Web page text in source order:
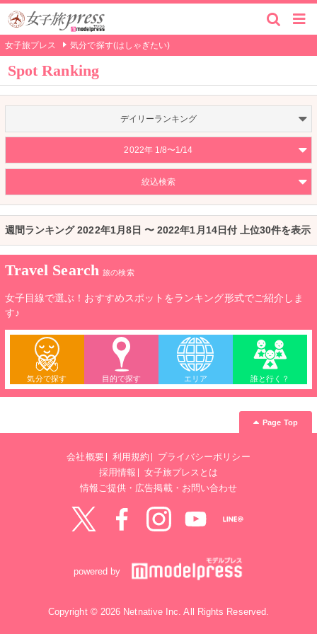
女子旅プレス 気分で探す(はしゃぎたい)
Spot Ranking
デイリーランキング
2022年 1/8〜1/14
絞込検索
週間ランキング 2022年1月8日 〜 2022年1月14日付 上位30件を表示
Travel Search 旅の検索
女子目線で選ぶ！おすすめスポットをランキング形式でご紹介しま
す♪
気分で探す 目的で探す エリア 誰と行く？
Page Top
会社概要 利用規約
プライバシーポリシー
採用情報
女子旅プレスとは
情報ご提供・広告掲載・お問い合わせ
powered by
Copyright © 2026 Netnative Inc. All Rights Reserved.